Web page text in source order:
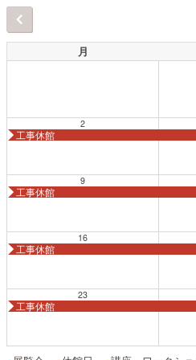
月
2
工事休館
9
工事休館
16
工事休館
23
工事休館